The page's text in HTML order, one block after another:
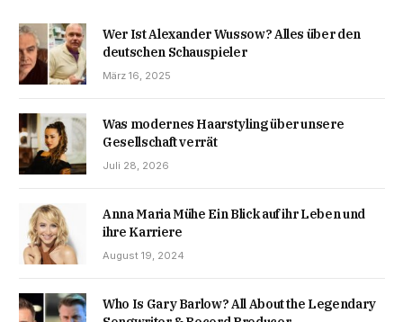
Wer Ist Alexander Wussow? Alles über den
deutschen Schauspieler
März 16, 2025
Was modernes Haarstyling über unsere
Gesellschaft verrät
Juli 28, 2026
Anna Maria Mühe Ein Blick auf ihr Leben und
ihre Karriere
August 19, 2024
Who Is Gary Barlow? All About the Legendary